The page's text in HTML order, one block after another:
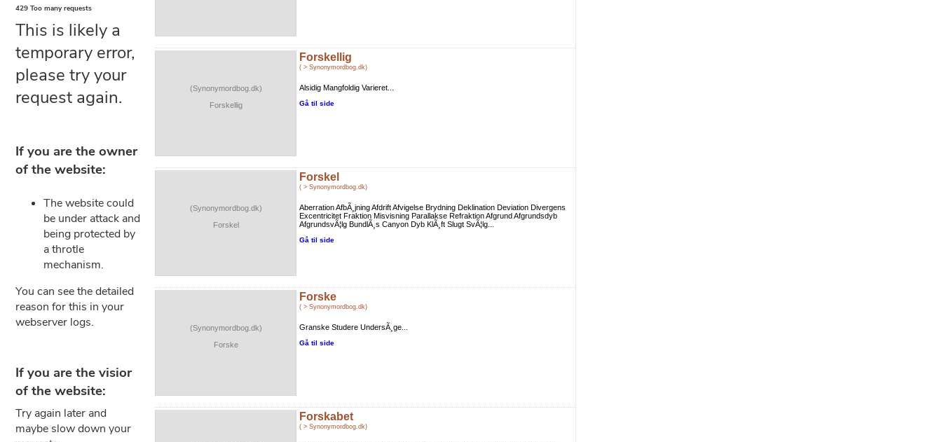
(Synonymordbog.dk)
Forskellig
Forskellig
( > Synonymordbog.dk)
Alsidig Mangfoldig Varieret...
Gå til side
(Synonymordbog.dk)
Forskel
Forskel
( > Synonymordbog.dk)
Aberration AfbÃ¸jning Afdrift Afvigelse Brydning Deklination Deviation Divergens
Excentricitet Fraktion Misvisning Parallakse Refraktion Afgrund Afgrundsdyb
AfgrundsvÃ¦lg BundlÃ¸s Canyon Dyb KlÃ¸ft Slugt SvÃ¦lg...
Gå til side
(Synonymordbog.dk)
Forske
Forske
( > Synonymordbog.dk)
Granske Studere UndersÃ¸ge...
Gå til side
Forskabet
( > Synonymordbog.dk)